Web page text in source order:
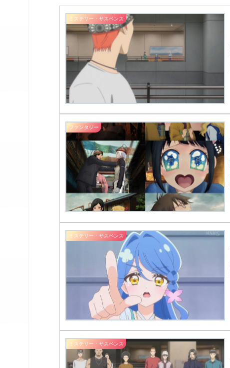
ミステリー・サスペンス
ファンタジー
ミステリー・サスペンス
ミステリー・サスペンス